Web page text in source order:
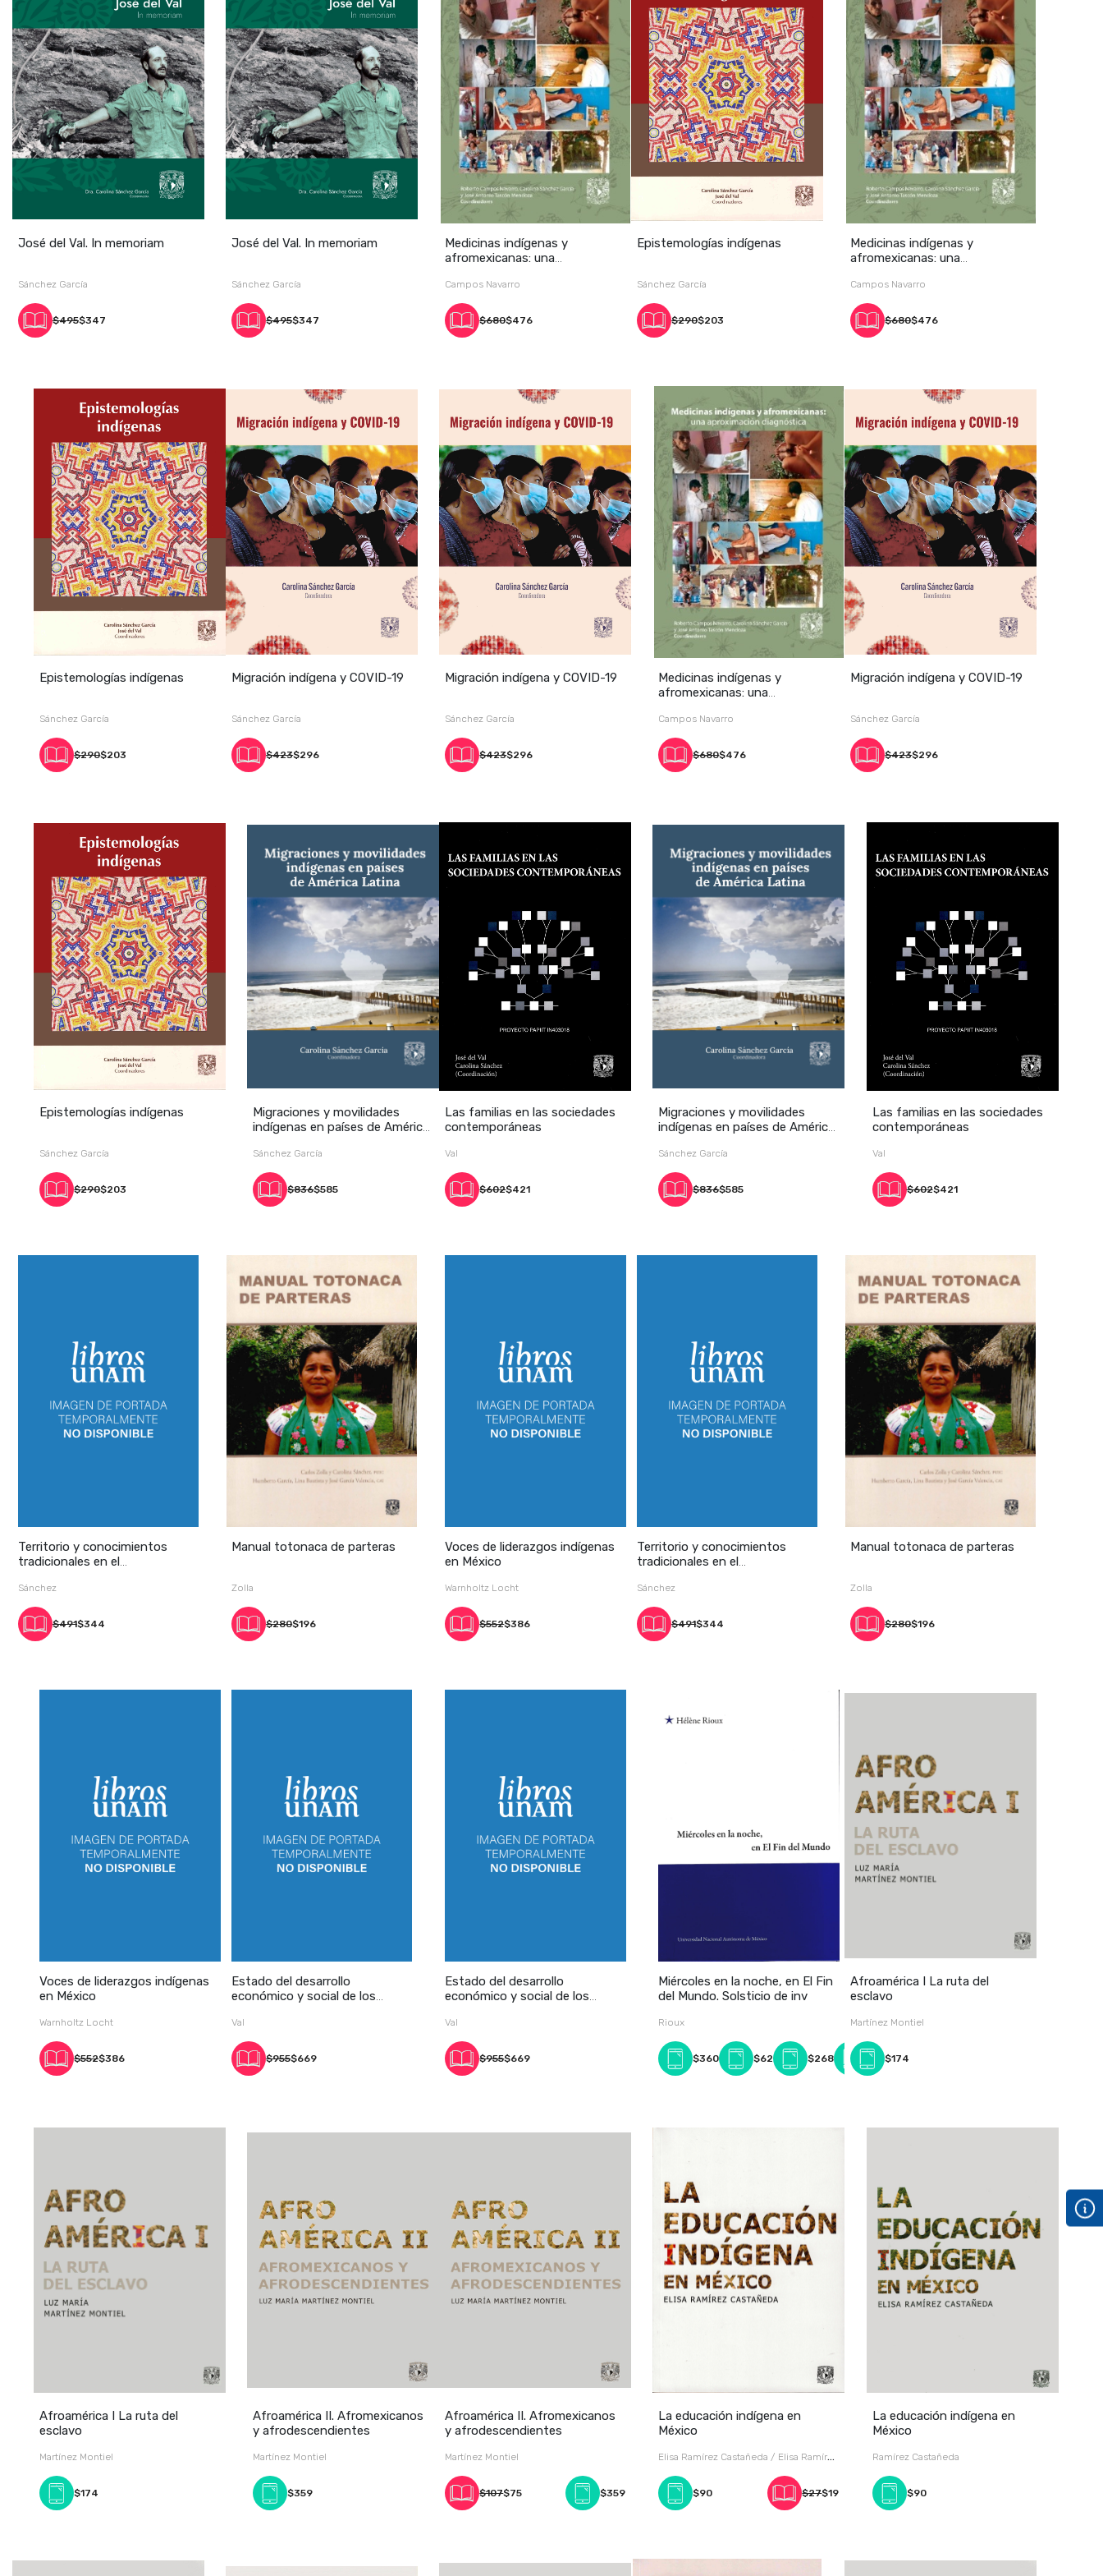
José del Val. In memoriam
Sánchez García
$495$347
José del Val. In memoriam
Sánchez García
$495$347
Medicinas indígenas y
afromexicanas: una
Campos Navarro
$680$476
Epistemologías indígenas
Sánchez García
$290$203
Medicinas indígenas y
afromexicanas: una
Campos Navarro
$680$476
Epistemologías indígenas
Sánchez García
$290$203
Migración indígena y COVID-19
Sánchez García
$423$296
Migración indígena y COVID-19
Sánchez García
$423$296
Medicinas indígenas y
afromexicanas: una
Campos Navarro
$680$476
Migración indígena y COVID-19
Sánchez García
$423$296
Epistemologías indígenas
Sánchez García
$290$203
Migraciones y movilidades
indígenas en países de América
Sánchez García
$836$585
Las familias en las sociedades
contemporáneas
Val
$602$421
Migraciones y movilidades
indígenas en países de América
Sánchez García
$836$585
Las familias en las sociedades
contemporáneas
Val
$602$421
Territorio y conocimientos
tradicionales en el
Sánchez
$491$344
Manual totonaca de parteras
Zolla
$280$196
Voces de liderazgos indígenas
en México
Warnholtz Locht
$552$386
Territorio y conocimientos
tradicionales en el
Sánchez
$491$344
Manual totonaca de parteras
Zolla
$280$196
Voces de liderazgos indígenas
en México
Warnholtz Locht
$552$386
Estado del desarrollo
económico y social de los
Val
$955$669
Estado del desarrollo
económico y social de los
Val
$955$669
Miércoles en la noche, en El Fin
del Mundo. Solsticio de inv
Rioux
$360 $62 $268 $285
Afroamérica I La ruta del
esclavo
Martínez Montiel
$174
Afroamérica I La ruta del
esclavo
Martínez Montiel
$174
Afroamérica II. Afromexicanos
y afrodescendientes
Martínez Montiel
$359
Afroamérica II. Afromexicanos
y afrodescendientes
Martínez Montiel
$107$75 $359
La educación indígena en
México
Elisa Ramírez Castañeda / Elisa Ramírez
Castañeda / Elisa Ramírez Castañeda
$90
$27$19
La educación indígena en
México
Ramírez Castañeda
$90